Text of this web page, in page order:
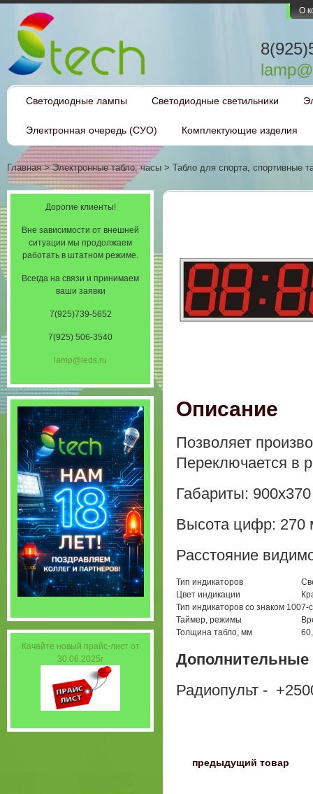
О
Светодиодные лампы Светодиодные светильники
Электронная очередь (СУО) Комплектующие изделия
Главная>Электронные табло, часы > Табло для спорта, спортивные
Описание
Позволяет
Переключается в
Габариты:
Высота цифр: 270
Расстояние
Тип индикаторов
Цвет индикации
Тип индикаторов со знаком 1007-
Таймер, режимы
Толщина табло, мм
Дополнительные
Радиопульт -
предыдущий товар
Дорогие клиенты!
Вне зависимости от внешней
ситуации мы продолжаем
работать в штатном режиме.
Всегда на связи и принимаем
ваши заявки
7(925)739-5652
7(925) 506-3540
lamp@leds.ru
Качайте новый прайс-лист от
30.06.2025г